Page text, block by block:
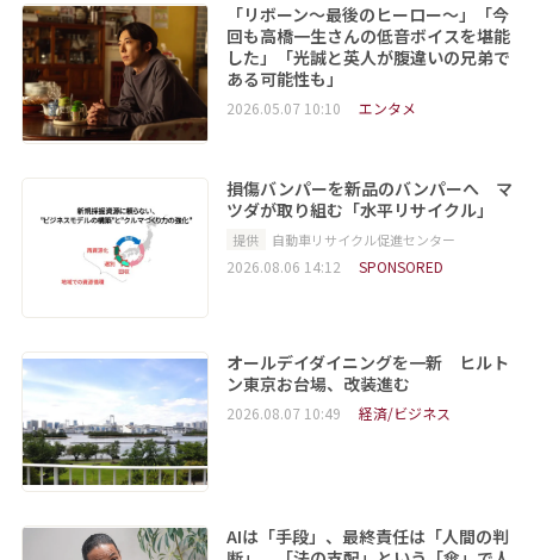
「リボーン～最後のヒーロー～」「今
回も高橋一生さんの低音ボイスを堪能
した」「光誠と英人が腹違いの兄弟で
ある可能性も」
2026.05.07 10:10 エンタメ
損傷バンパーを新品のバンパーへ マ
ツダが取り組む「水平リサイクル」
提供 自動車リサイクル促進センター
2026.08.06 14:12 SPONSORED
オールデイダイニングを一新 ヒルト
ン東京お台場、改装進む
2026.08.07 10:49 経済/ビジネス
AIは「手段」、最終責任は「人間の判